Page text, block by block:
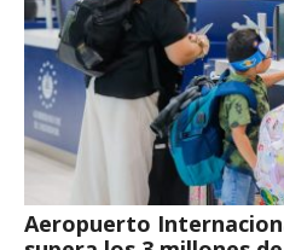
Aeropuerto